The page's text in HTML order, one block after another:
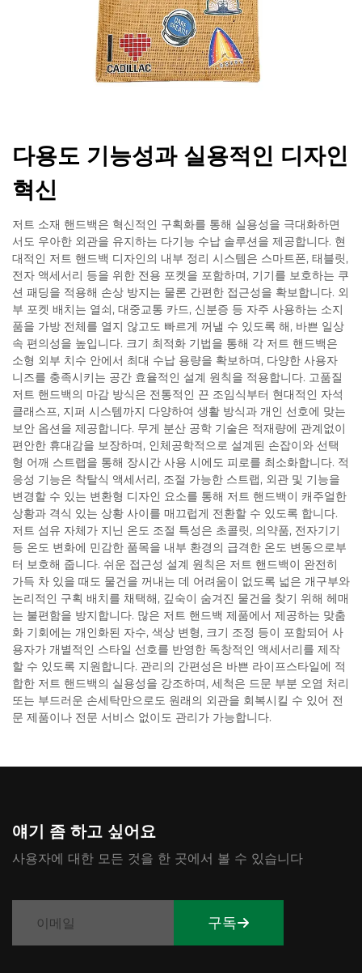
다용도 기능성과 실용적인 디자인
혁신
저트 소재 핸드백은 혁신적인 구획화를 통해 실용성을 극대화하면
서도 우아한 외관을 유지하는 다기능 수납 솔루션을 제공합니다. 현
대적인 저트 핸드백 디자인의 내부 정리 시스템은 스마트폰, 태블릿,
전자 액세서리 등을 위한 전용 포켓을 포함하며, 기기를 보호하는 쿠
션 패딩을 적용해 손상 방지는 물론 간편한 접근성을 확보합니다. 외
부 포켓 배치는 열쇠, 대중교통 카드, 신분증 등 자주 사용하는 소지
품을 가방 전체를 열지 않고도 빠르게 꺼낼 수 있도록 해, 바쁜 일상
속 편의성을 높입니다. 크기 최적화 기법을 통해 각 저트 핸드백은
소형 외부 치수 안에서 최대 수납 용량을 확보하며, 다양한 사용자
니즈를 충족시키는 공간 효율적인 설계 원칙을 적용합니다. 고품질
저트 핸드백의 마감 방식은 전통적인 끈 조임식부터 현대적인 자석
클래스프, 지퍼 시스템까지 다양하여 생활 방식과 개인 선호에 맞는
보안 옵션을 제공합니다. 무게 분산 공학 기술은 적재량에 관계없이
편안한 휴대감을 보장하며, 인체공학적으로 설계된 손잡이와 선택
형 어깨 스트랩을 통해 장시간 사용 시에도 피로를 최소화합니다. 적
응성 기능은 착탈식 액세서리, 조절 가능한 스트랩, 외관 및 기능을
변경할 수 있는 변환형 디자인 요소를 통해 저트 핸드백이 캐주얼한
상황과 격식 있는 상황 사이를 매끄럽게 전환할 수 있도록 합니다.
저트 섬유 자체가 지닌 온도 조절 특성은 초콜릿, 의약품, 전자기기
등 온도 변화에 민감한 품목을 내부 환경의 급격한 온도 변동으로부
터 보호해 줍니다. 쉬운 접근성 설계 원칙은 저트 핸드백이 완전히
가득 차 있을 때도 물건을 꺼내는 데 어려움이 없도록 넓은 개구부와
논리적인 구획 배치를 채택해, 깊숙이 숨겨진 물건을 찾기 위해 헤매
는 불편함을 방지합니다. 많은 저트 핸드백 제품에서 제공하는 맞춤
화 기회에는 개인화된 자수, 색상 변형, 크기 조정 등이 포함되어 사
용자가 개별적인 스타일 선호를 반영한 독창적인 액세서리를 제작
할 수 있도록 지원합니다. 관리의 간편성은 바쁜 라이프스타일에 적
합한 저트 핸드백의 실용성을 강조하며, 세척은 드문 부분 오염 처리
또는 부드러운 손세탁만으로도 원래의 외관을 회복시킬 수 있어 전
문 제품이나 전문 서비스 없이도 관리가 가능합니다.
얘기 좀 하고 싶어요
사용자에 대한 모든 것을 한 곳에서 볼 수 있습니다
구독